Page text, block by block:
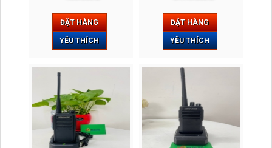
ĐẶT HÀNG
YÊU THÍCH
ĐẶT HÀNG
YÊU THÍCH